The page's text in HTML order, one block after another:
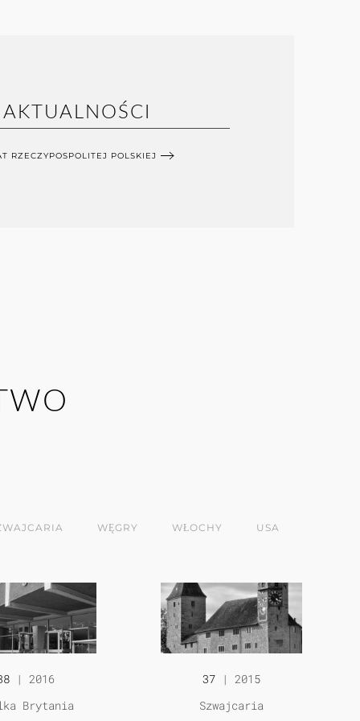
AKTUALNOŚCI
RZECZYPOSPOLITEJ POLSKIEJ
WĘGRY WŁOCHY USA
| 2016
Brytania
37 | 2015
Szwajcaria